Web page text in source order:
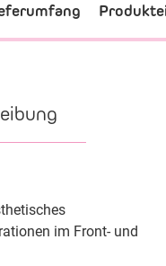
im Front- und